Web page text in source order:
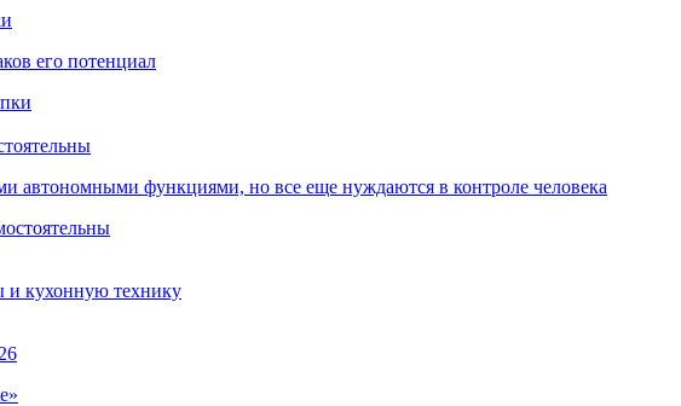
его потенциал
автономными функциями, но все еще нуждаются в контроле человека
и кухонную технику